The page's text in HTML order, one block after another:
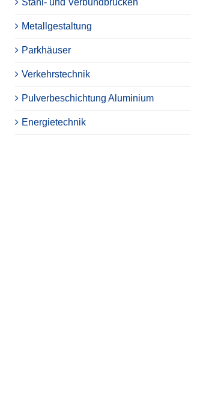
Metallgestaltung
Parkhäuser
Verkehrstechnik
Pulverbeschichtung Aluminium
Energietechnik